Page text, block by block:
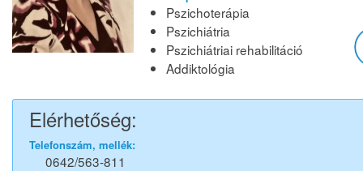
Pszichoterápia
Pszichiátria
Pszichiátriai rehabilitáció
Addiktológia
Elérhetőség:
Telefonszám, mellék:
0642/563-811